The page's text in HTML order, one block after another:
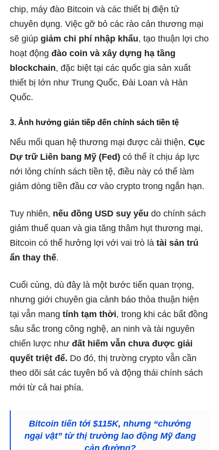
chip, máy đào Bitcoin và các thiết bị điện tử
chuyên dụng. Việc gỡ bỏ các rào cản thương mại
sẽ giúp giảm chi phí nhập khẩu, tạo thuận lợi cho
hoạt động đào coin và xây dựng hạ tầng
blockchain, đặc biệt tại các quốc gia sản xuất
thiết bị lớn như Trung Quốc, Đài Loan và Hàn
Quốc.
3. Ảnh hưởng gián tiếp đến chính sách tiền tệ
Nếu mối quan hệ thương mại được cải thiện, Cục
Dự trữ Liên bang Mỹ (Fed) có thể ít chịu áp lực
nới lỏng chính sách tiền tệ, điều này có thể làm
giảm dòng tiền đầu cơ vào crypto trong ngắn hạn.
Tuy nhiên, nếu đồng USD suy yếu do chính sách
giảm thuế quan và gia tăng thâm hụt thương mại,
Bitcoin có thể hưởng lợi với vai trò là tài sản trú
ẩn thay thế.
Cuối cùng, dù đây là một bước tiến quan trọng,
nhưng giới chuyên gia cảnh báo thỏa thuận hiện
tại vẫn mang tính tạm thời, trong khi các bất đồng
sâu sắc trong công nghệ, an ninh và tài nguyên
chiến lược như đất hiếm vẫn chưa được giải
quyết triệt để. Do đó, thị trường crypto vẫn cần
theo dõi sát các tuyên bố và động thái chính sách
mới từ cả hai phía.
Bitcoin tiến tới $115K, nhưng “chướng
ngại vật” từ thị trường lao động Mỹ đang
cản đường?